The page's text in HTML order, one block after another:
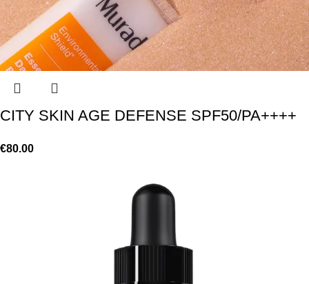
CITY SKIN AGE DEFENSE SPF50/PA++++
€80.00